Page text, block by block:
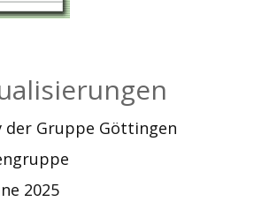
der Gruppe Göttingen
2025